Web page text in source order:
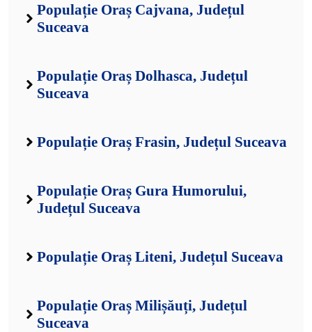
Populație Oraș Cajvana, Județul
Suceava
Populație Oraș Dolhasca, Județul
Suceava
Populație Oraș Frasin, Județul Suceava
Populație Oraș Gura Humorului,
Județul Suceava
Populație Oraș Liteni, Județul Suceava
Populație Oraș Milișăuți, Județul
Suceava